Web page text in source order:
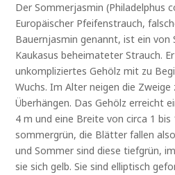
Der Sommerjasmin (Philadelphus
Europäischer Pfeifenstrauch,
Bauernjasmin genannt, ist ein von
Kaukasus beheimateter Strauch.
unkompliziertes Gehölz mit zu
Wuchs. Im Alter neigen die Zweige
Überhängen. Das Gehölz erreicht
4 m und eine Breite von circa 1 bis
sommergrün, die Blätter fallen
und Sommer sind diese tiefgrün,
sie sich gelb. Sie sind elliptisch